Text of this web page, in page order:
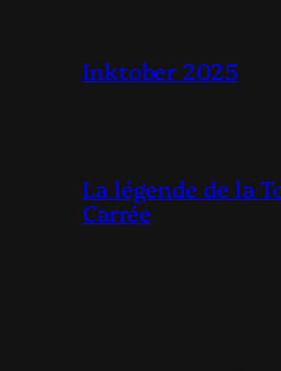
Inktober 2025
La légende de la
Carrée